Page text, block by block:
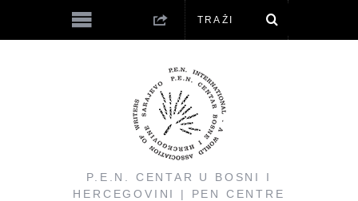
P.E.N. CENTAR U BOSNI I
HERCEGOVINI | PEN CENTRE